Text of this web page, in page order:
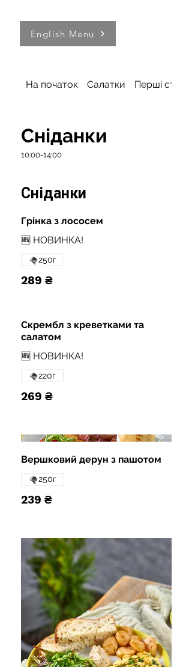
English Menu
На початок Салатки Перші страви
Сніданки
10:00-14:00
Сніданки
Грінка з лососем
🆕 НОВИНКА!
289 ₴
250г
Скрембл з креветками та
салатом
🆕 НОВИНКА!
269 ₴
220г
Вершковий дерун з пашотом
239 ₴
250г